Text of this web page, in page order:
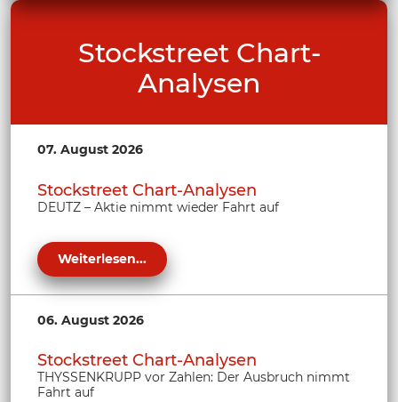
Stockstreet Chart-
Analysen
07. August 2026
Stockstreet Chart-Analysen
DEUTZ – Aktie nimmt wieder Fahrt auf
Weiterlesen...
06. August 2026
Stockstreet Chart-Analysen
THYSSENKRUPP vor Zahlen: Der Ausbruch nimmt
Fahrt auf